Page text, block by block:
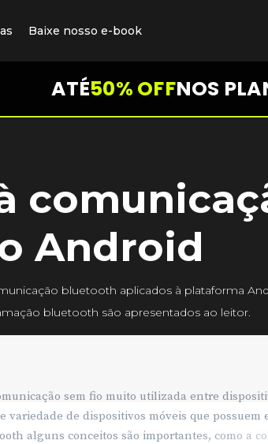
Baixe nosso e-book
ATÉ50% OFFNOS
Android
bluetooth aplicados à plataforma
bluetooth são apresentados ao leitor.
sem fio muito utilizada entre
de dispositivos móveis que possuem
alguns conceitos são importantes, como a